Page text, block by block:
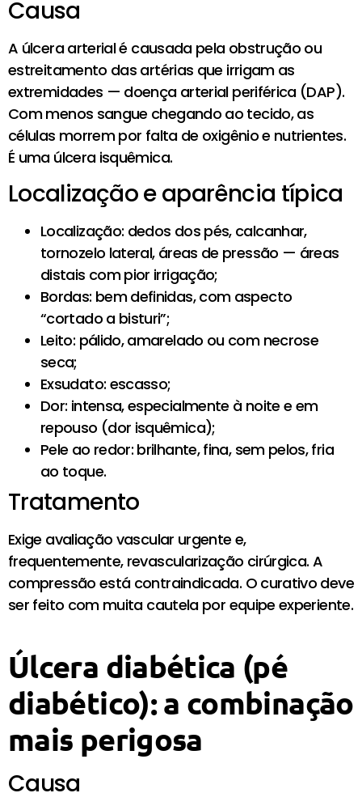
Causa
A úlcera arterial é causada pela obstrução ou
estreitamento das artérias que irrigam as
extremidades — doença arterial periférica (DAP).
Com menos sangue chegando ao tecido, as
células morrem por falta de oxigênio e nutrientes.
É uma úlcera isquêmica.
Localização e aparência típica
Localização: dedos dos pés, calcanhar,
tornozelo lateral, áreas de pressão — áreas
distais com pior irrigação;
Bordas: bem definidas, com aspecto
“cortado a bisturi”;
Leito: pálido, amarelado ou com necrose
seca;
Exsudato: escasso;
Dor: intensa, especialmente à noite e em
repouso (dor isquêmica);
Pele ao redor: brilhante, fina, sem pelos, fria
ao toque.
Tratamento
Exige avaliação vascular urgente e,
frequentemente, revascularização cirúrgica. A
compressão está contraindicada. O curativo deve
ser feito com muita cautela por equipe experiente.
Úlcera diabética (pé
diabético): a combinação
mais perigosa
Causa